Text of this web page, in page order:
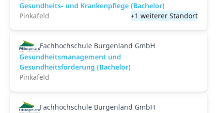
Gesundheits- und Krankenpflege (Bachelor)
Pinkafeld
+1 weiterer Standort
Fachhochschule Burgenland GmbH
Gesundheitsmanagement und
Gesundheitsförderung (Bachelor)
Pinkafeld
Fachhochschule Burgenland GmbH